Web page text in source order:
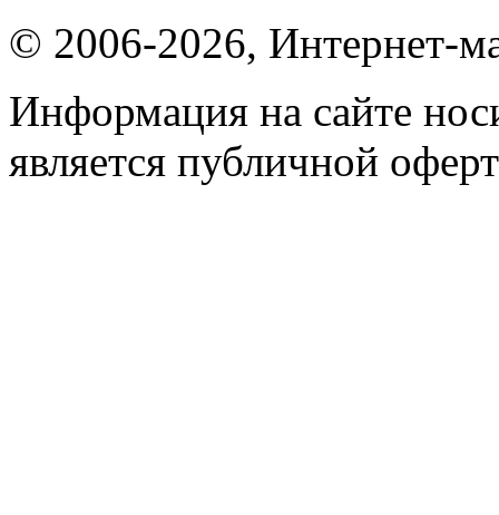
© 2006-2026, Интернет-
Информация на сайте
является публичной